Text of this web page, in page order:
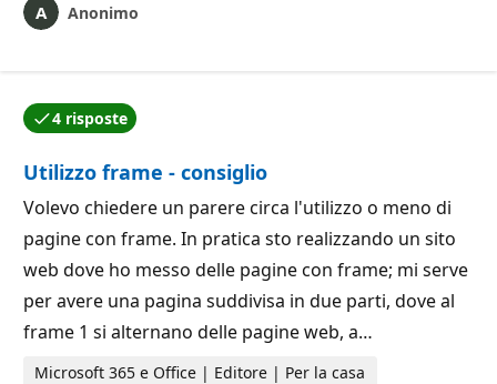
Anonimo
4 risposte
Una delle risposte è stata accettata dall'autore della
Utilizzo frame - consiglio
Volevo chiedere un parere circa l'utilizzo o meno di
pagine con frame. In pratica sto realizzando un sito
web dove ho messo delle pagine con frame; mi serve
per avere una pagina suddivisa in due parti, dove al
frame 1 si alternano delle pagine web, a…
Microsoft 365 e Office | Editore | Per la casa